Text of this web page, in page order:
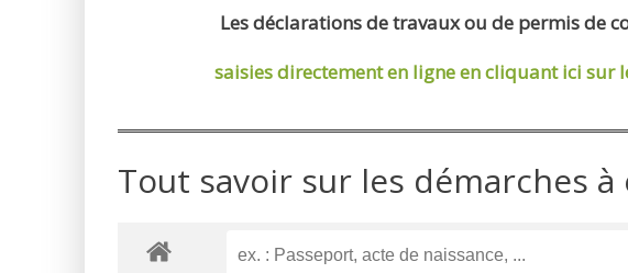
Les déclarations de travaux ou de permis de
saisies directement en ligneen cliquant ici sur
Tout savoir sur les démarches